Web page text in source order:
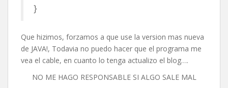
}
Que hizimos, forzamos a que use la version mas nueva
de JAVA!, Todavia no puedo hacer que el programa me
vea el cable, en cuanto lo tenga actualizo el blog….
NO ME HAGO RESPONSABLE SI ALGO SALE MAL